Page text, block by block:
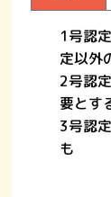
1号認
定以外
2号認
要とす
3号
も